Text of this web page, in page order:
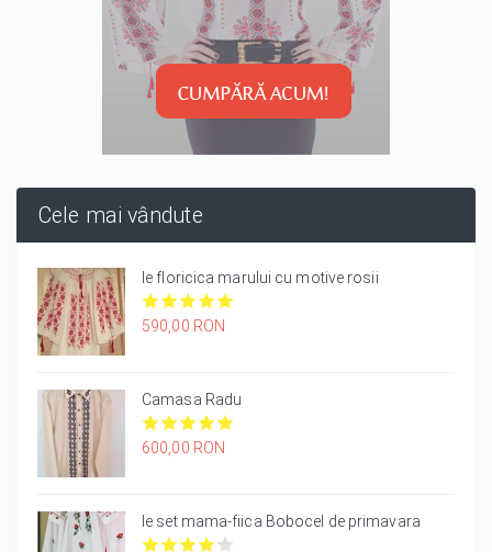
Cele mai vândute
Ie floricica marului cu motive rosii
it
it
it
it
it
590,00 RON
Camasa Radu
it
it
it
it
it
600,00 RON
Ie set mama-fiica Bobocel de primavara